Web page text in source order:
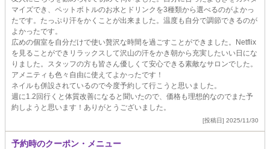
マイズでき、ペットボトルのお水とドリンクを3種類から選べるのがよかっ
たです。たっぷり汗をかくことが出来ました。温度も自分で調節できるのが
よかったです。
広めの個室を自分だけで使い贅沢な時間を過ごすことができました。Netflix
を見ることができリラックスして沢山の汗をかき朝から充実したいい日にな
りました。スタッフの方も皆さん優しくて安心できる素敵なサロンでした。
アメニティも色々自由に使えてよかったです！
ネイルも併設されているので今度予約して行こうと思いました。
週に1.2回行くと体質改善になると聞いたので、価格も理想的なのでまた予
約しようと思います！ありがとうございました。
[投稿日] 2025/11/30
予約時のクーポン・メニュー